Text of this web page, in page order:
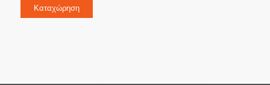
Καταχώρηση